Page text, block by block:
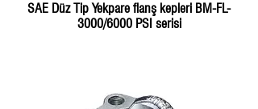
SAE Düz Tip Yekpare flanş kepleri BM-FL-
3000/6000 PSI serisi